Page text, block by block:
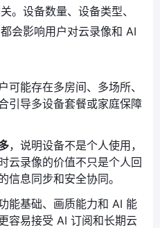
。设备数量、设备类型、
会影响用户对云录像和 AI
可能存在多房间、多场所、
引导多设备套餐或家庭保障
，说明设备不是个人使用，
云录像的价值不只是个人回
信息同步和安全协同。
能基础、画质能力和 AI 能
容易接受 AI 订阅和长期云